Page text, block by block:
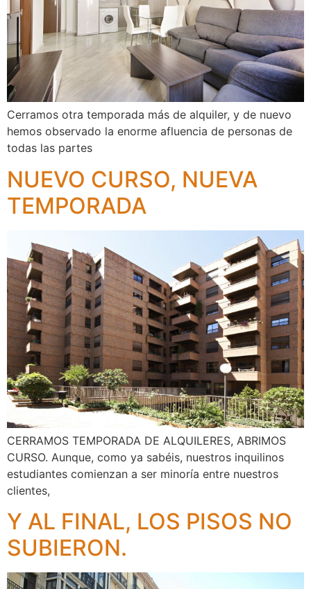
Cerramos otra temporada más de alquiler, y de nuevo
hemos observado la enorme afluencia de personas de
todas las partes
NUEVO CURSO, NUEVA
TEMPORADA
CERRAMOS TEMPORADA DE ALQUILERES, ABRIMOS
CURSO. Aunque, como ya sabéis, nuestros inquilinos
estudiantes comienzan a ser minoría entre nuestros
clientes,
Y AL FINAL, LOS PISOS NO
SUBIERON.